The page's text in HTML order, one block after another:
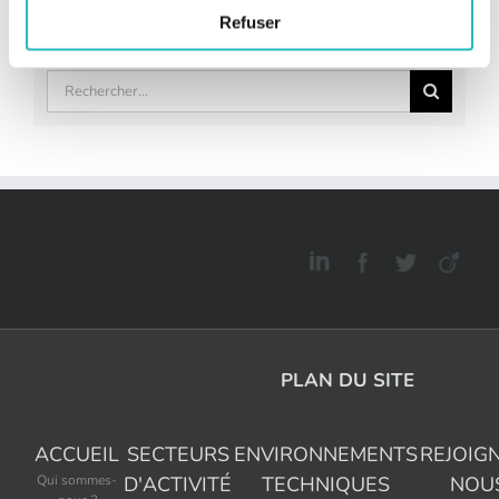
Refuser
Rechercher:
PLAN DU SITE
ACCUEIL
Qui sommes-
SECTEURS
D'ACTIVITÉ
ENVIRONNEMENTS
TECHNIQUES